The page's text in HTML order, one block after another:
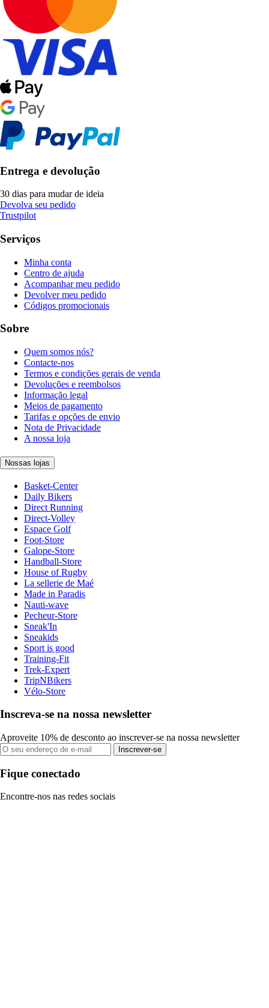
Entrega e devolução
30 dias para mudar de ideia
Devolva seu pedido
Trustpilot
Serviços
Minha conta
Centro de ajuda
Acompanhar meu pedido
Devolver meu pedido
Códigos promocionais
Sobre
Quem somos nós?
Contacte-nos
Termos e condições gerais de venda
Devoluções e reembolsos
Informação legal
Meios de pagamento
Tarifas e opções de envio
Nota de Privacidade
A nossa loja
Nossas lojas
Basket-Center
Daily Bikers
Direct Running
Direct-Volley
Espace Golf
Foot-Store
Galope-Store
Handball-Store
House of Rugby
La sellerie de Maé
Made in Paradis
Nauti-wave
Pecheur-Store
Sneak'In
Sneakids
Sport is good
Training-Fit
Trek-Expert
TripNBikers
Vélo-Store
Inscreva-se na nossa newsletter
Aproveite 10% de desconto ao inscrever-se na nossa newsletter
Inscrever-se
Fique conectado
Encontre-nos nas redes sociais